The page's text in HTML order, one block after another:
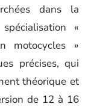
dans la
«
motocycles »
précises, qui
théorique et
de 12 à 16